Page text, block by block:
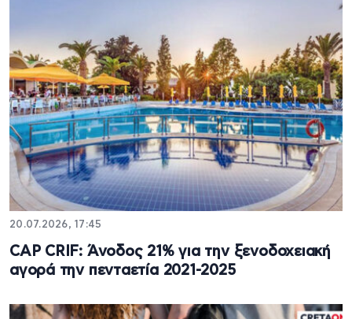
20.07.2026, 17:45
CAP CRIF: Άνοδος 21% για την ξενοδοχειακή
αγορά την πενταετία 2021-2025